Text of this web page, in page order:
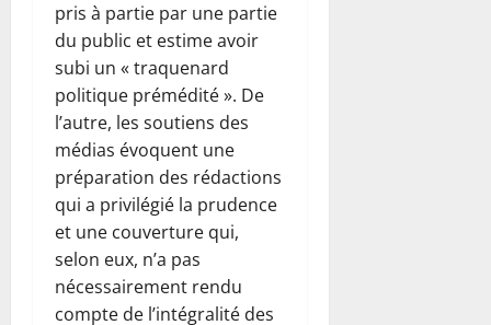
pris à partie par une partie
du public et estime avoir
subi un « traquenard
politique prémédité ». De
l’autre, les soutiens des
médias évoquent une
préparation des rédactions
qui a privilégié la prudence
et une couverture qui,
selon eux, n’a pas
nécessairement rendu
compte de l’intégralité des